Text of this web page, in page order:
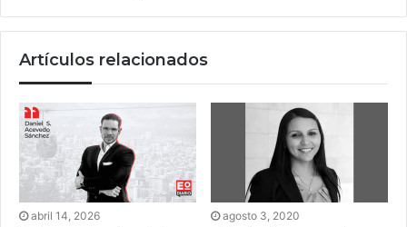
Artículos relacionados
abril 14, 2026 agosto 3, 2020